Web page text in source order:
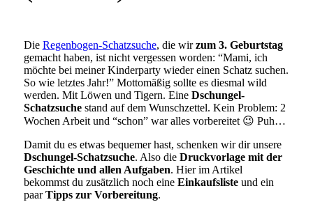
Die Regenbogen-Schatzsuche, die wirzum 3. Geburtstag
gemacht haben, ist nicht vergessen worden: “Mami, ich
möchte bei meiner Kinderparty wieder einen Schatz suchen.
So wie letztes Jahr!” Mottomäßig sollte es diesmal wild
werden. Mit Löwen und Tigern. Eine Dschungel-
Schatzsuchestand auf dem Wunschzettel. Kein Problem: 2
Wochen Arbeit und “schon” war alles vorbereitet 😉 Puh…
Damit du es etwas bequemer hast, schenken wir dir unsere
Dschungel-Schatzsuche. Also die Druckvorlage mit der
Geschichte und allen Aufgaben. Hier im Artikel
bekommst du zusätzlich noch eine Einkaufslisteund ein
paarTipps zur Vorbereitung.